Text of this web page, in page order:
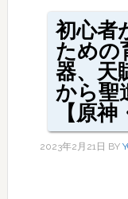
初心者
ための
器、天
から聖
【原
2023年2月21日 BY